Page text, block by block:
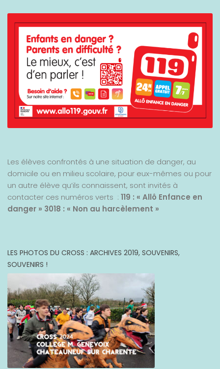
Les élèves confrontés à une situation de danger, au
domicile ou en milieu scolaire, pour eux-mêmes ou pour
un autre élève qu’ils connaissent, sont invités à
contacter ces numéros verts : 119 : « Allô Enfance en
danger » 3018 : « Non au harcèlement »
LES PHOTOS DU CROSS : ARCHIVES 2019, SOUVENIRS,
SOUVENIRS !